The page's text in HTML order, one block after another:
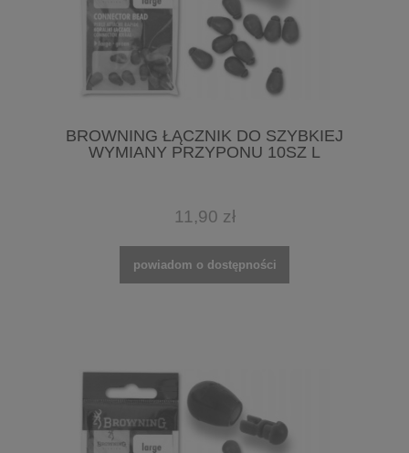
BROWNING ŁĄCZNIK DO SZYBKIEJ
WYMIANY PRZYPONU 10SZ L
11,90 zł
powiadom o dostępności